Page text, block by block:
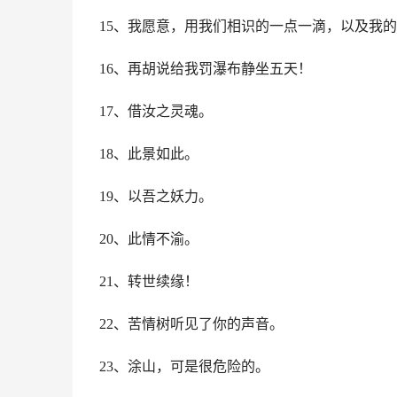
15、我愿意，用我们相识的一点一滴，以及我的
16、再胡说给我罚瀑布静坐五天！
17、借汝之灵魂。
18、此景如此。
19、以吾之妖力。
20、此情不渝。
21、转世续缘！
22、苦情树听见了你的声音。
23、涂山，可是很危险的。